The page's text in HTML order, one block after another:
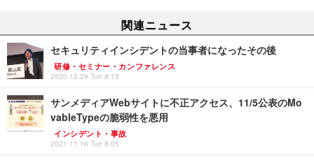
関連ニュース
セキュリティインシデントの当事者になったその後
研修・セミナー・カンファレンス
2020.12.29 Tue 8:15
サンメディアWebサイトに不正アクセス、11/5公表のMo
vableTypeの脆弱性を悪用
インシデント・事故
2021.11.16 Tue 8:05